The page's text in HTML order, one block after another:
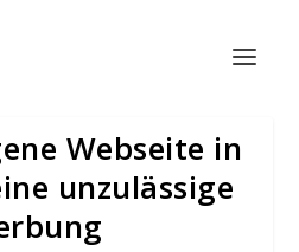
Webseite in
unzulässige